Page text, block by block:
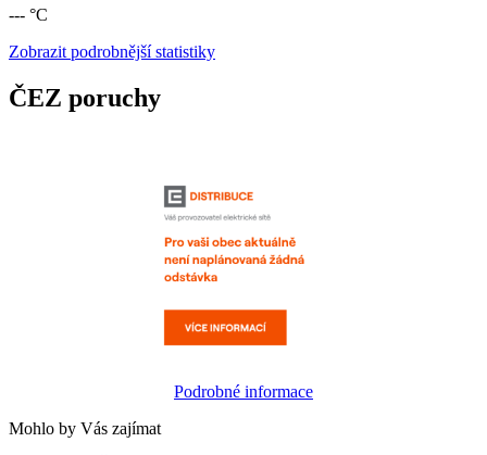
--- °C
Zobrazit podrobnější statistiky
ČEZ poruchy
Podrobné informace
Mohlo by Vás zajímat